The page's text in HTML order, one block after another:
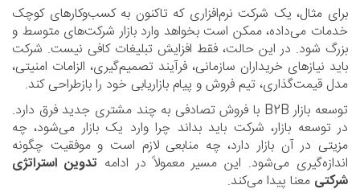
برای مثال، یک شرکت نرم‌افزاری که تاکنون به کسب‌وکارهای کوچک
خدمات می‌داده، ممکن است بخواهد وارد بازار شرکت‌های متوسط و
بزرگ شود. در این حالت، فقط افزایش تبلیغات کافی نیست. شرکت
باید نیازهای خریداران سازمانی، فرآیند تصمیم‌گیری، الزامات امنیتی،
مدل قیمت‌گذاری، تیم فروش و پیام بازاریابی خود را بازطراحی کند.
توسعه بازار B2B با فروش تصادفی به چند مشتری جدید فرق دارد.
در توسعه بازار، شرکت باید بداند چرا وارد یک بازار می‌شود، چه
مزیتی در آن بازار دارد، چه منابعی لازم است و موفقیت چگونه
اندازه‌گیری می‌شود. این مسیر معمولاً در ادامه تدوین استراتژی
شرکتی معنا پیدا می‌کند.